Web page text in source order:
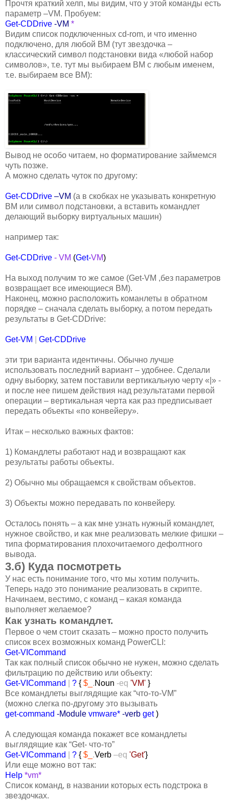
Прочтя краткий хелп, мы видим, что у этой команды есть
параметр –VM. Пробуем:
Get-CDDrive -VM *
Видим список подключенных cd-rom, и что именно
подключено, для любой ВМ (тут звездочка –
классический символ подстановки вида «любой набор
символов», т.е. тут мы выбираем ВМ с любым именем,
т.е. выбираем все ВМ):
Вывод не особо читаем, но форматирование займемся
чуть позже.
А можно сделать чуток по другому:
Get-CDDrive –VM (а в скобках не указывать конкретную
ВМ или символ подстановки, а вставить командлет
делающий выборку виртуальных машин)
например так:
Get-CDDrive - VM (Get-VM)
На выход получим то же самое (Get-VM ,без параметров
возвращает все имеющиеся ВМ).
Наконец, можно расположить команлеты в обратном
порядке – сначала сделать выборку, а потом передать
результаты в Get-CDDrive:
Get-VM Get-CDDrive
эти три варианта идентичны. Обычно лучше
использовать последний вариант – удобнее. Сделали
одну выборку, затем поставили вертикальную черту «|» -
и после нее пишем действия над результатами первой
операции – вертикальная черта как раз предписывает
передать объекты «по конвейеру».
Итак – несколько важных фактов:
1) Командлеты работают над и возвращают как
результаты работы объекты.
2) Обычно мы обращаемся к свойствам объектов.
3) Объекты можно передавать по конвейеру.
Осталось понять – а как мне узнать нужный командлет,
нужное свойство, и как мне реализовать мелкие фишки –
типа форматирования плохочитаемого дефолтного
вывода.
3.б) Куда посмотреть
У нас есть понимание того, что мы хотим получить.
Теперь надо это понимание реализовать в скрипте.
Начинаем, вестимо, с команд – какая команда
выполняет желаемое?
Как узнать командлет.
Первое о чем стоит сказать – можно просто получить
список всех возможных команд PowerCLI:
Get-VICommand
Так как полный список обычно не нужен, можно сделать
фильтрацию по действию или объекту:
Get-VICommand
? { $_ .Noun -eq 'VM' }
Все командлеты выглядящие как “что-то-VM”
(можно слегка по-другому это вызывать
get-command -Module vmware* -verb get )
А следующая команда покажет все командлеты
выглядящие как “Get- что-то”
Get-VICommand
? { $_ .Verb –eq 'Get'}
Или еще можно вот так:
Help *vm*
Список команд, в названии которых есть подстрока в
звездочках.